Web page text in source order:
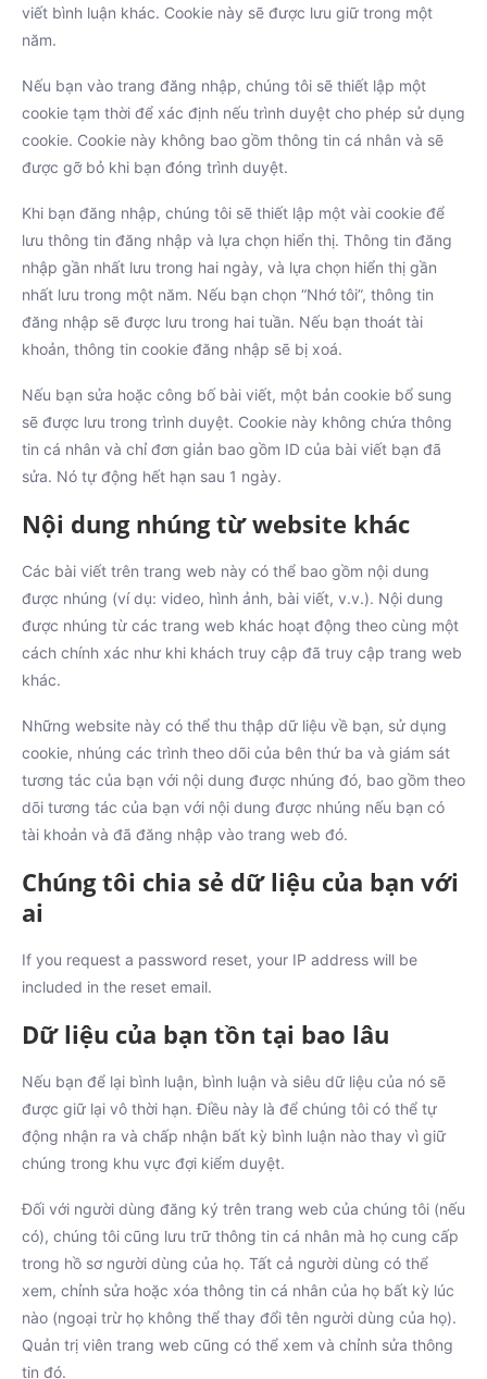
viết bình luận khác. Cookie này sẽ được lưu giữ trong một
năm.
Nếu bạn vào trang đăng nhập, chúng tôi sẽ thiết lập một
cookie tạm thời để xác định nếu trình duyệt cho phép sử dụng
cookie. Cookie này không bao gồm thông tin cá nhân và sẽ
được gỡ bỏ khi bạn đóng trình duyệt.
Khi bạn đăng nhập, chúng tôi sẽ thiết lập một vài cookie để
lưu thông tin đăng nhập và lựa chọn hiển thị. Thông tin đăng
nhập gần nhất lưu trong hai ngày, và lựa chọn hiển thị gần
nhất lưu trong một năm. Nếu bạn chọn “Nhớ tôi”, thông tin
đăng nhập sẽ được lưu trong hai tuần. Nếu bạn thoát tài
khoản, thông tin cookie đăng nhập sẽ bị xoá.
Nếu bạn sửa hoặc công bố bài viết, một bản cookie bổ sung
sẽ được lưu trong trình duyệt. Cookie này không chứa thông
tin cá nhân và chỉ đơn giản bao gồm ID của bài viết bạn đã
sửa. Nó tự động hết hạn sau 1 ngày.
Nội dung nhúng từ website khác
Các bài viết trên trang web này có thể bao gồm nội dung
được nhúng (ví dụ: video, hình ảnh, bài viết, v.v.). Nội dung
được nhúng từ các trang web khác hoạt động theo cùng một
cách chính xác như khi khách truy cập đã truy cập trang web
khác.
Những website này có thể thu thập dữ liệu về bạn, sử dụng
cookie, nhúng các trình theo dõi của bên thứ ba và giám sát
tương tác của bạn với nội dung được nhúng đó, bao gồm theo
dõi tương tác của bạn với nội dung được nhúng nếu bạn có
tài khoản và đã đăng nhập vào trang web đó.
Chúng tôi chia sẻ dữ liệu của bạn với
ai
If you request a password reset, your IP address will be
included in the reset email.
Dữ liệu của bạn tồn tại bao lâu
Nếu bạn để lại bình luận, bình luận và siêu dữ liệu của nó sẽ
được giữ lại vô thời hạn. Điều này là để chúng tôi có thể tự
động nhận ra và chấp nhận bất kỳ bình luận nào thay vì giữ
chúng trong khu vực đợi kiểm duyệt.
Đối với người dùng đăng ký trên trang web của chúng tôi (nếu
có), chúng tôi cũng lưu trữ thông tin cá nhân mà họ cung cấp
trong hồ sơ người dùng của họ. Tất cả người dùng có thể
xem, chỉnh sửa hoặc xóa thông tin cá nhân của họ bất kỳ lúc
nào (ngoại trừ họ không thể thay đổi tên người dùng của họ).
Quản trị viên trang web cũng có thể xem và chỉnh sửa thông
tin đó.